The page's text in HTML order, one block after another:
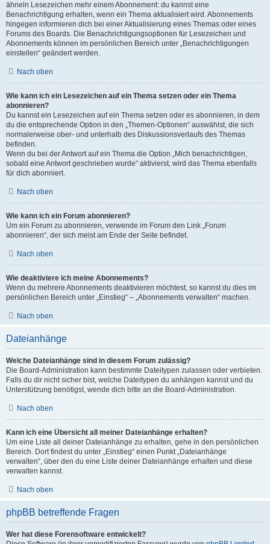
ähneln Lesezeichen mehr einem Abonnement: du kannst eine
Benachrichtigung erhalten, wenn ein Thema aktualisiert wird. Abonnements
hingegen informieren dich bei einer Aktualisierung eines Themas oder eines
Forums des Boards. Die Benachrichtigungsoptionen für Lesezeichen und
Abonnements können im persönlichen Bereich unter „Benachrichtigungen
einstellen“ geändert werden.
Nach oben
Wie kann ich ein Lesezeichen auf ein Thema setzen oder ein Thema
abonnieren?
Du kannst ein Lesezeichen auf ein Thema setzen oder es abonnieren, in dem
du die entsprechende Option in den „Themen-Optionen“ auswählst, die sich
normalerweise ober- und unterhalb des Diskussionsverlaufs des Themas
befinden.
Wenn du bei der Antwort auf ein Thema die Option „Mich benachrichtigen,
sobald eine Antwort geschrieben wurde“ aktivierst, wird das Thema ebenfalls
für dich abonniert.
Nach oben
Wie kann ich ein Forum abonnieren?
Um ein Forum zu abonnieren, verwende im Forum den Link „Forum
abonnieren“, der sich meist am Ende der Seite befindet.
Nach oben
Wie deaktiviere ich meine Abonnements?
Wenn du mehrere Abonnements deaktivieren möchtest, so kannst du dies im
persönlichen Bereich unter „Einstieg“ – „Abonnements verwalten“ machen.
Nach oben
Dateianhänge
Welche Dateianhänge sind in diesem Forum zulässig?
Die Board-Administration kann bestimmte Dateitypen zulassen oder verbieten.
Falls du dir nicht sicher bist, welche Dateitypen du anhängen kannst und du
Unterstützung benötigst, wende dich bitte an die Board-Administration.
Nach oben
Kann ich eine Übersicht all meiner Dateianhänge erhalten?
Um eine Liste all deiner Dateianhänge zu erhalten, gehe in den persönlichen
Bereich. Dort findest du unter „Einstieg“ einen Punkt „Dateianhänge
verwalten“, über den du eine Liste deiner Dateianhänge erhalten und diese
verwalten kannst.
Nach oben
phpBB betreffende Fragen
Wer hat diese Forensoftware entwickelt?